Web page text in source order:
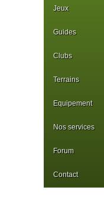
Jeux
Guides
Clubs
Terrains
Equipement
Nos services
Forum
Contact